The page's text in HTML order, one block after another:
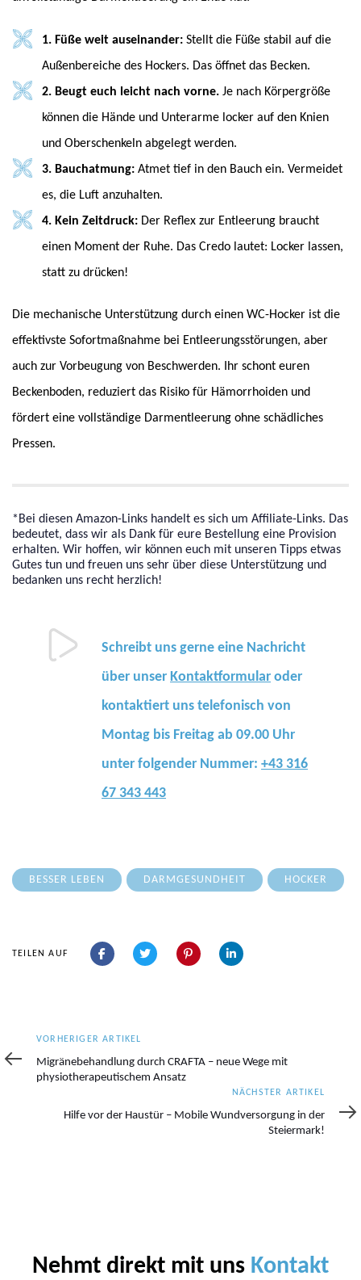
1. Füße weit auseinander: Stellt die Füße stabil auf die
Außenbereiche des Hockers. Das öffnet das Becken.
2. Beugt euch leicht nach vorne. Je nach Körpergröße
können die Hände und Unterarme locker auf den Knien
und Oberschenkeln abgelegt werden.
3. Bauchatmung: Atmet tief in den Bauch ein. Vermeidet
es, die Luft anzuhalten.
4. Kein Zeitdruck: Der Reflex zur Entleerung braucht
einen Moment der Ruhe. Das Credo lautet: Locker lassen,
statt zu drücken!
Die mechanische Unterstützung durch einen WC-Hocker ist die
effektivste Sofortmaßnahme bei Entleerungsstörungen, aber
auch zur Vorbeugung von Beschwerden. Ihr schont euren
Beckenboden, reduziert das Risiko für Hämorrhoiden und
fördert eine vollständige Darmentleerung ohne schädliches
Pressen.
*Bei diesen Amazon-Links handelt es sich um Affiliate-Links. Das
bedeutet, dass wir als Dank für eure Bestellung eine Provision
erhalten. Wir hoffen, wir können euch mit unseren Tipps etwas
Gutes tun und freuen uns sehr über diese Unterstützung und
bedanken uns recht herzlich!
Schreibt uns gerne eine Nachricht
über unser Kontaktformular oder
kontaktiert uns telefonisch von
Montag bis Freitag ab 09.00 Uhr
unter folgender Nummer: +43 316
67 343 443
BESSER LEBEN DARMGESUNDHEIT HOCKER
TEILEN AUF
Vorheriger
Artikel
VORHERIGER ARTIKEL
Migränebehandlung durch CRAFTA – neue Wege mit
physiotherapeutischem Ansatz
NÄCHSTER ARTIKEL
Hilfe vor der Haustür – Mobile Wundversorgung in der
Steiermark!
Nehmt direkt mit uns Kontakt